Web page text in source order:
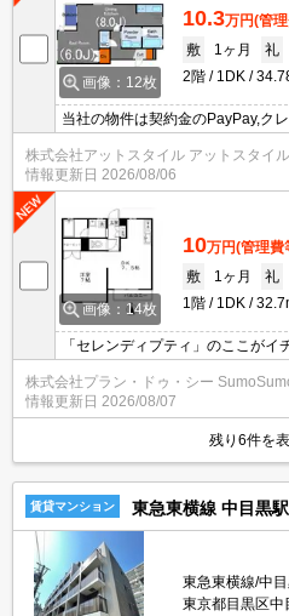
画像：12枚
10.3万円(管
敷
1ヶ月 礼
2階
1DK
当社の物件は契約金のPayPay,ク
割引有☆家具家電のレンタル可能♪
株式会社アットスタイル アットスタイ
情報更新日 2026/08/06
画像：14枚
10万円(管理費
敷
1ヶ月 礼
1階
1DK
「セレンディプティ」のここがイ
黒警察署 谷戸前地域安全センタ
確認し、インターホンで対面せず
品や洗面道具といった小物をまと
ます。
株式会社プラン・ドゥ・シー
情報更新日 2026/08/07
残り6件を
賃貸マンション 東急東横線 中目黒
東急東横線/中
東京都目黒区中